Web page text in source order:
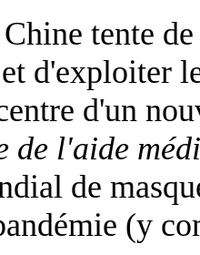
tente
d'exploiter
d'un
de l'aide
de
(y